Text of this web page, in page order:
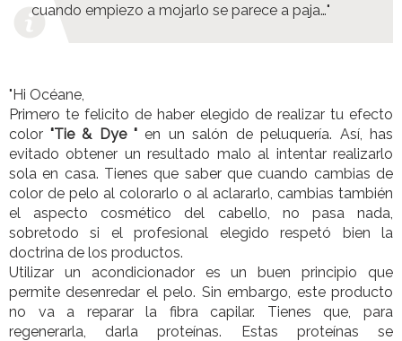
cuando empiezo a mojarlo se parece a paja…"
"Hi Océane,
Primero te felicito de haber elegido de realizar tu efecto
color "Tie & Dye " en un salón de peluquería. Así, has
evitado obtener un resultado malo al intentar realizarlo
sola en casa. Tienes que saber que cuando cambias de
color de pelo al colorarlo o al aclararlo, cambias también
el aspecto cosmético del cabello, no pasa nada,
sobretodo si el profesional elegido respetó bien la
doctrina de los productos.
Utilizar un acondicionador es un buen principio que
permite desenredar el pelo. Sin embargo, este producto
no va a reparar la fibra capilar. Tienes que, para
regenerarla, darla proteínas. Estas proteínas se